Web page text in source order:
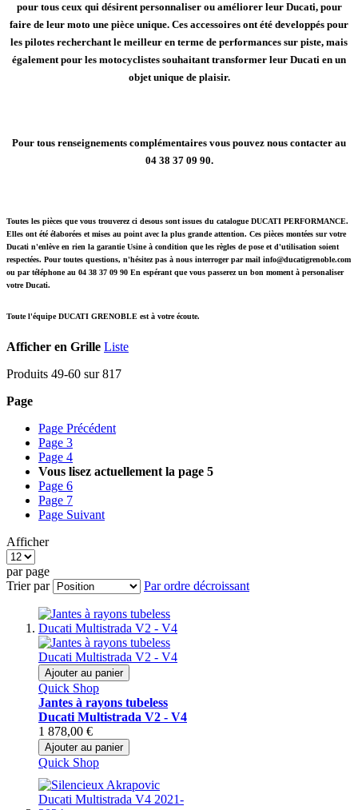
pour tous ceux qui désirent personnaliser ou améliorer leur Ducati, pour
faire de leur moto une pièce unique. Ces accessoires ont été developpés pour
les pilotes recherchant le meilleur en terme de performances sur piste, mais
également pour les motocyclistes souhaitant transformer leur Ducati en un
objet unique de plaisir.
Pour tous renseignements complémentaires vous pouvez nous contacter au
04 38 37 09 90.
Toutes les pièces que vous trouverez ci desous sont issues du catalogue DUCATI PERFORMANCE.
Elles ont été élaborées et mises au point avec la plus grande attention. Ces pièces montées sur votre
Ducati n'enlève en rien la garantie Usine à condition que les règles de pose et d'utilisation soient
respectées. Pour toutes questions, n'hésitez pas à nous interroger par mail info@ducatigrenoble.com
ou par téléphone au 04 38 37 09 90 En espérant que vous passerez un bon moment à personaliser
votre Ducati.
Toute l'équipe DUCATI GRENOBLE est à votre écoute.
Afficher en Grille Liste
Produits 49-60 sur817
Page
Page Précédent
Page 3
Page 4
Vous lisez actuellement la page 5
Page 6
Page 7
Page Suivant
Afficher
par page
Trier par
Par ordre décroissant
Ajouter au panier
Quick Shop
Jantes à rayons tubeless
Ducati Multistrada V2 - V4
1 878,00 €
Ajouter au panier
Quick Shop